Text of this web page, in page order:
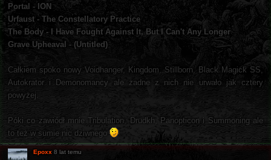
Portal - ION
Urfaust - The Constellatory Practice
The Body - I Have Fought Against It, But I Can't Any Longer
Grave Upheaval - (Untitled)
Całkiem spoko nowy Voidhanger, Kingdom, Stillborn, Black Magick SS,
Autokrator i Demonomancy ale żadne z nich nie urwało jak cztery
powyżej.
Póki co zawiódł mnie Tribulation, Drudkh, Panopticon i Summoning ale
to też w sumie nic dziwnego
Epoxx 8 lat temu